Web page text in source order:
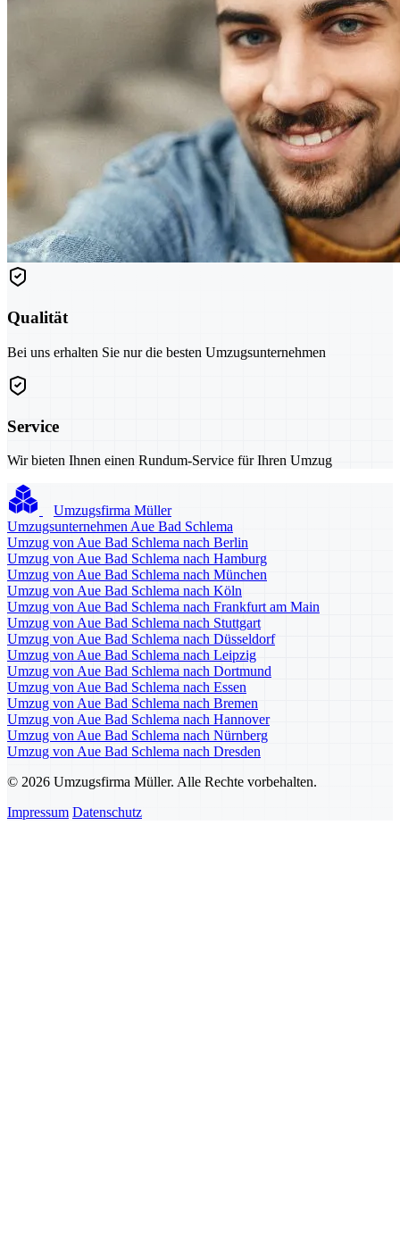
Qualität
Bei uns erhalten Sie nur die besten Umzugsunternehmen
Service
Wir bieten Ihnen einen Rundum-Service für Ihren Umzug
Umzugsfirma Müller
Umzugsunternehmen Aue Bad Schlema
Umzug von Aue Bad Schlema nach Berlin
Umzug von Aue Bad Schlema nach Hamburg
Umzug von Aue Bad Schlema nach München
Umzug von Aue Bad Schlema nach Köln
Umzug von Aue Bad Schlema nach Frankfurt am Main
Umzug von Aue Bad Schlema nach Stuttgart
Umzug von Aue Bad Schlema nach Düsseldorf
Umzug von Aue Bad Schlema nach Leipzig
Umzug von Aue Bad Schlema nach Dortmund
Umzug von Aue Bad Schlema nach Essen
Umzug von Aue Bad Schlema nach Bremen
Umzug von Aue Bad Schlema nach Hannover
Umzug von Aue Bad Schlema nach Nürnberg
Umzug von Aue Bad Schlema nach Dresden
© 2026 Umzugsfirma Müller. Alle Rechte vorbehalten.
Impressum Datenschutz